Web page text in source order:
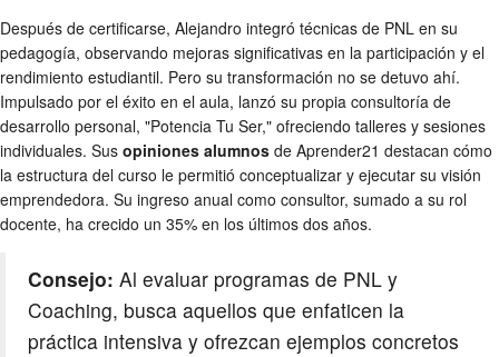
Después de certificarse, Alejandro integró técnicas de PNL en su
pedagogía, observando mejoras significativas en la participación y el
rendimiento estudiantil. Pero su transformación no se detuvo ahí.
Impulsado por el éxito en el aula, lanzó su propia consultoría de
desarrollo personal, "Potencia Tu Ser," ofreciendo talleres y sesiones
individuales. Sus opiniones alumnos de Aprender21 destacan cómo
la estructura del curso le permitió conceptualizar y ejecutar su visión
emprendedora. Su ingreso anual como consultor, sumado a su rol
docente, ha crecido un 35% en los últimos dos años.
Consejo: Al evaluar programas de PNL y
Coaching, busca aquellos que enfaticen la
práctica intensiva y ofrezcan ejemplos concretos